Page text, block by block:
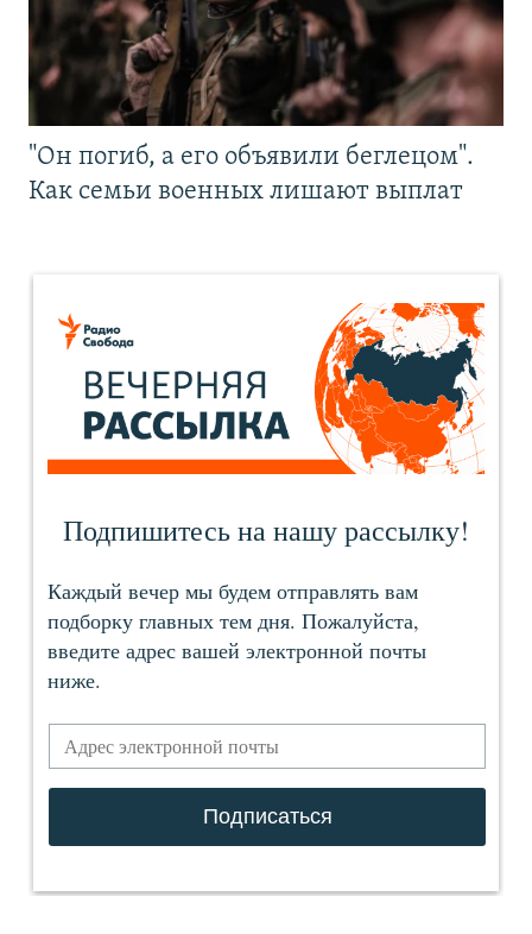
"Он погиб, а его объявили беглецом".
Как семьи военных лишают выплат